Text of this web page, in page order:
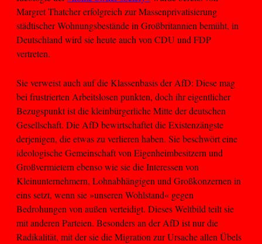
Margret Thatcher erfolgreich zur Massenprivatisierung
städtischer Wohnungsbestände in Großbritannien bemüht, in
Deutschland wird sie heute auch von CDU und FDP
vertreten.
Sie verweist auch auf die Klassenbasis der AfD: Diese mag
bei frustrierten Arbeitslosen punkten, doch ihr eigentlicher
Bezugspunkt ist die kleinbürgerliche Mitte der deutschen
Gesellschaft. Die AfD bewirtschaftet die Existenzängste
derjenigen, die etwas zu verlieren haben. Sie beschwört eine
ideologische Gemeinschaft von Eigenheimbesitzern und
Großvermietern ebenso wie sie die Interessen von
Kleinunternehmern, Lohnabhängigen und Großkonzernen in
eins setzt, wenn sie »unseren Wohlstand« gegen
Bedrohungen von außen verteidigt. Dieses Weltbild teilt sie
mit anderen Parteien. Besonders an der AfD ist nur die
Radikalität, mit der sie die Migration zur Ursache allen Übels